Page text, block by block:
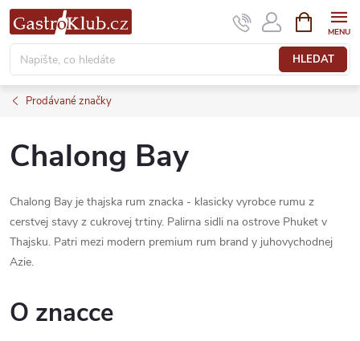
Přejít
na
obsah
HLEDAT
NÁKUPNÍ
KOŠÍK
Prodávané značky
Chalong Bay
Chalong Bay je thajska rum znacka - klasicky vyrobce rumu z
cerstvej stavy z cukrovej trtiny. Palirna sidli na ostrove Phuket v
Thajsku. Patri mezi modern premium rum brand y juhovychodnej
Azie.
O znacce